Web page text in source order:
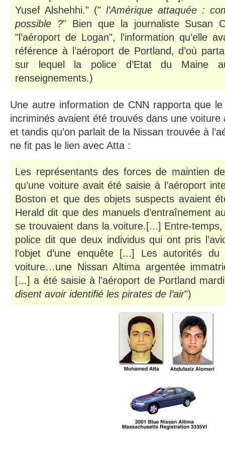
Yusef Alshehhi." (" l’Amérique attaquée :
possible ?" Bien que la journaliste Susan
"l’aéroport de Logan", l’information qu’elle
référence à l’aéroport de Portland, d’où
sur lequel la police d’Etat du Maine
renseignements.)
Une autre information de CNN rapporta que
incriminés avaient été trouvés dans une voiture
et tandis qu’on parlait de la Nissan trouvée à
ne fit pas le lien avec Atta :
Les représentants des forces de maintien
qu’une voiture avait été saisie à l’aéroport
Boston et que des objets suspects avaient
Herald dit que des manuels d’entraînement
se trouvaient dans la voiture.[...] Entre-
police dit que deux individus qui ont pris
l’objet d’une enquête [...] Les autorités du
voiture…une Nissan Altima argentée
[...] a été saisie à l’aéroport de Portland
disent avoir identifié les pirates de l’air")